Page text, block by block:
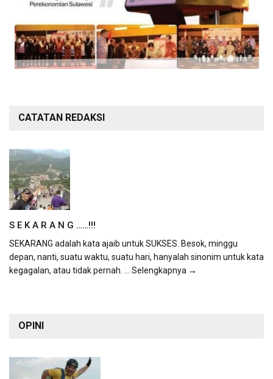
CATATAN REDAKSI
S E K A R A N G ……!!!
SEKARANG adalah kata ajaib untuk SUKSES. Besok, minggu
depan, nanti, suatu waktu, suatu hari, hanyalah sinonim untuk kata
kegagalan, atau tidak pernah.
... Selengkapnya →
OPINI